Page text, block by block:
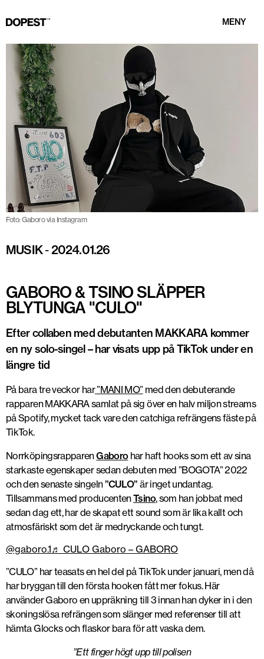
MENY
Foto: Gaboro via Instagram
MUSIK-2024.01.26
GABORO & TSINO SLÄPPER
BLYTUNGA "CULO"
Efter collaben med debutanten MAKKARA kommer
en ny solo-singel – har visats upp på TikTok under en
längre tid
På bara tre veckor har”MANI MO”med den debuterande
rapparen MAKKARA samlat på sig över en halv miljon streams
på Spotify, mycket tack vare den catchiga refrängens fäste på
TikTok.
NorrköpingsrapparenGaborohar haft hooks som ett av sina
starkaste egenskaper sedan debuten med ”BOGOTA” 2022
och den senaste singeln”CULO” är inget undantag.
Tillsammans med producentenTsino, som han jobbat med
sedan dag ett, har de skapat ett sound som är lika kallt och
atmosfäriskt som det är medryckande och tungt.
@gaboro.1♬ CULO Gaboro – GABORO
”CULO” har teasats en hel del på TikTok under januari, men då
har bryggan till den första hooken fått mer fokus. Här
använder Gaboro en uppräkning till 3 innan han dyker in i den
skoningslösa refrängen som slänger med referenser till att
hämta Glocks och flaskor bara för att vaska dem.
”Ett finger högt upp till polisen